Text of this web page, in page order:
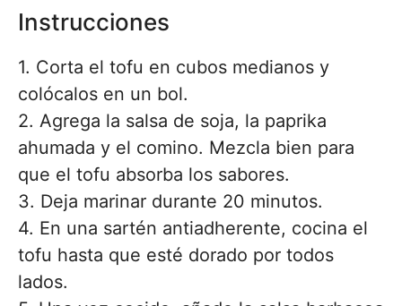
Instrucciones
1. Corta el tofu en cubos medianos y
colócalos en un bol.
2. Agrega la salsa de soja, la paprika
ahumada y el comino. Mezcla bien para
que el tofu absorba los sabores.
3. Deja marinar durante 20 minutos.
4. En una sartén antiadherente, cocina el
tofu hasta que esté dorado por todos
lados.